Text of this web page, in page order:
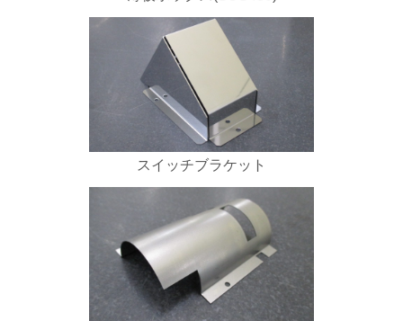
スイッチブラケット